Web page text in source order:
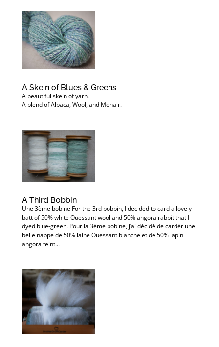
A Skein of Blues & Greens
A beautiful skein of yarn.
A blend of Alpaca, Wool, and Mohair.
A Third Bobbin
Une 3ème bobine For the 3rd bobbin, I decided to card a lovely
batt of 50% white Ouessant wool and 50% angora rabbit that I
dyed blue-green. Pour la 3ème bobine, j’ai décidé de cardér une
belle nappe de 50% laine Ouessant blanche et de 50% lapin
angora teint...